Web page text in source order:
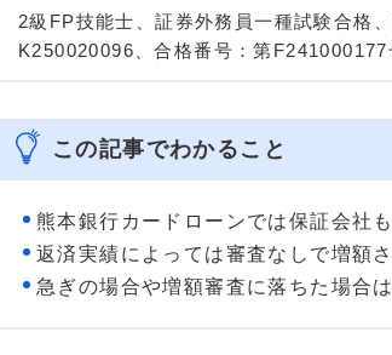
2級FP技能士、証券外務員一種試験合格
K250020096、合格番号：第F241000177
は計2000本以上。ローン利用者へのイン
識と事実に基づいた信頼性の高い情報発
この記事でわかること
熊本銀行カードローンでは保証会社
返済実績によっては審査なしで増額
急ぎの場合や増額審査に落ちた場合